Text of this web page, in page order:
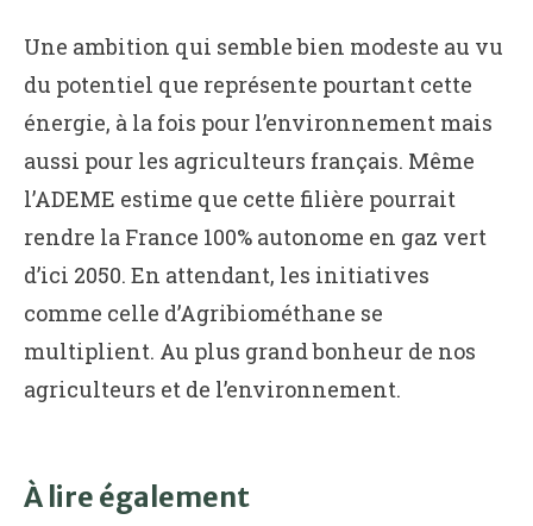
Une ambition qui semble bien modeste au vu
du potentiel que représente pourtant cette
énergie, à la fois pour l’environnement mais
aussi pour les agriculteurs français. Même
l’ADEME estime que cette filière pourrait
rendre la France 100% autonome en gaz vert
d’ici 2050. En attendant, les initiatives
comme celle d’Agribiométhane se
multiplient. Au plus grand bonheur de nos
agriculteurs et de l’environnement.
À lire également